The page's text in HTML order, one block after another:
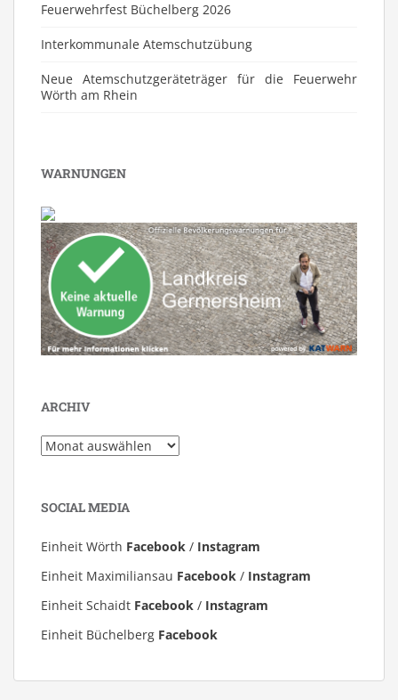
Feuerwehrfest Büchelberg 2026
⁠Interkommunale Atemschutzübung
Neue Atemschutzgeräteträger für die Feuerwehr
Wörth am Rhein
WARNUNGEN
ARCHIV
Archiv
SOCIAL MEDIA
Einheit Wörth Facebook / Instagram
Einheit Maximiliansau Facebook / Instagram
Einheit Schaidt Facebook / Instagram
Einheit Büchelberg Facebook